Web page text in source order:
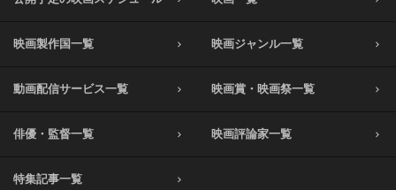
映画製作国一覧 映画ジャンル一覧
動画配信サービス一覧 映画賞・映画祭一覧
俳優・監督一覧 映画評論家一覧
特集記事一覧